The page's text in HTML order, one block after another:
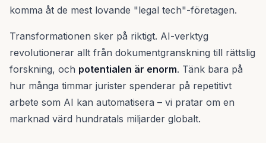
komma åt de mest lovande "legal tech"-företagen.
Transformationen sker på riktigt. AI-verktyg
revolutionerar allt från dokumentgranskning till rättslig
forskning, och potentialen är enorm. Tänk bara på
hur många timmar jurister spenderar på repetitivt
arbete som AI kan automatisera – vi pratar om en
marknad värd hundratals miljarder globalt.